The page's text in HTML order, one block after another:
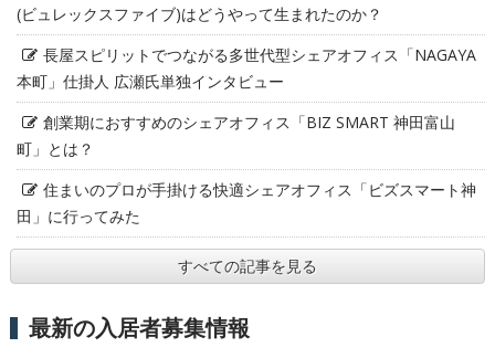
(ビュレックスファイブ)はどうやって生まれたのか？
長屋スピリットでつながる多世代型シェアオフィス「NAGAYA
本町」仕掛人 広瀬氏単独インタビュー
創業期におすすめのシェアオフィス「BIZ SMART 神田富山
町」とは？
住まいのプロが手掛ける快適シェアオフィス「ビズスマート神
田」に行ってみた
すべての記事を見る
最新の入居者募集情報